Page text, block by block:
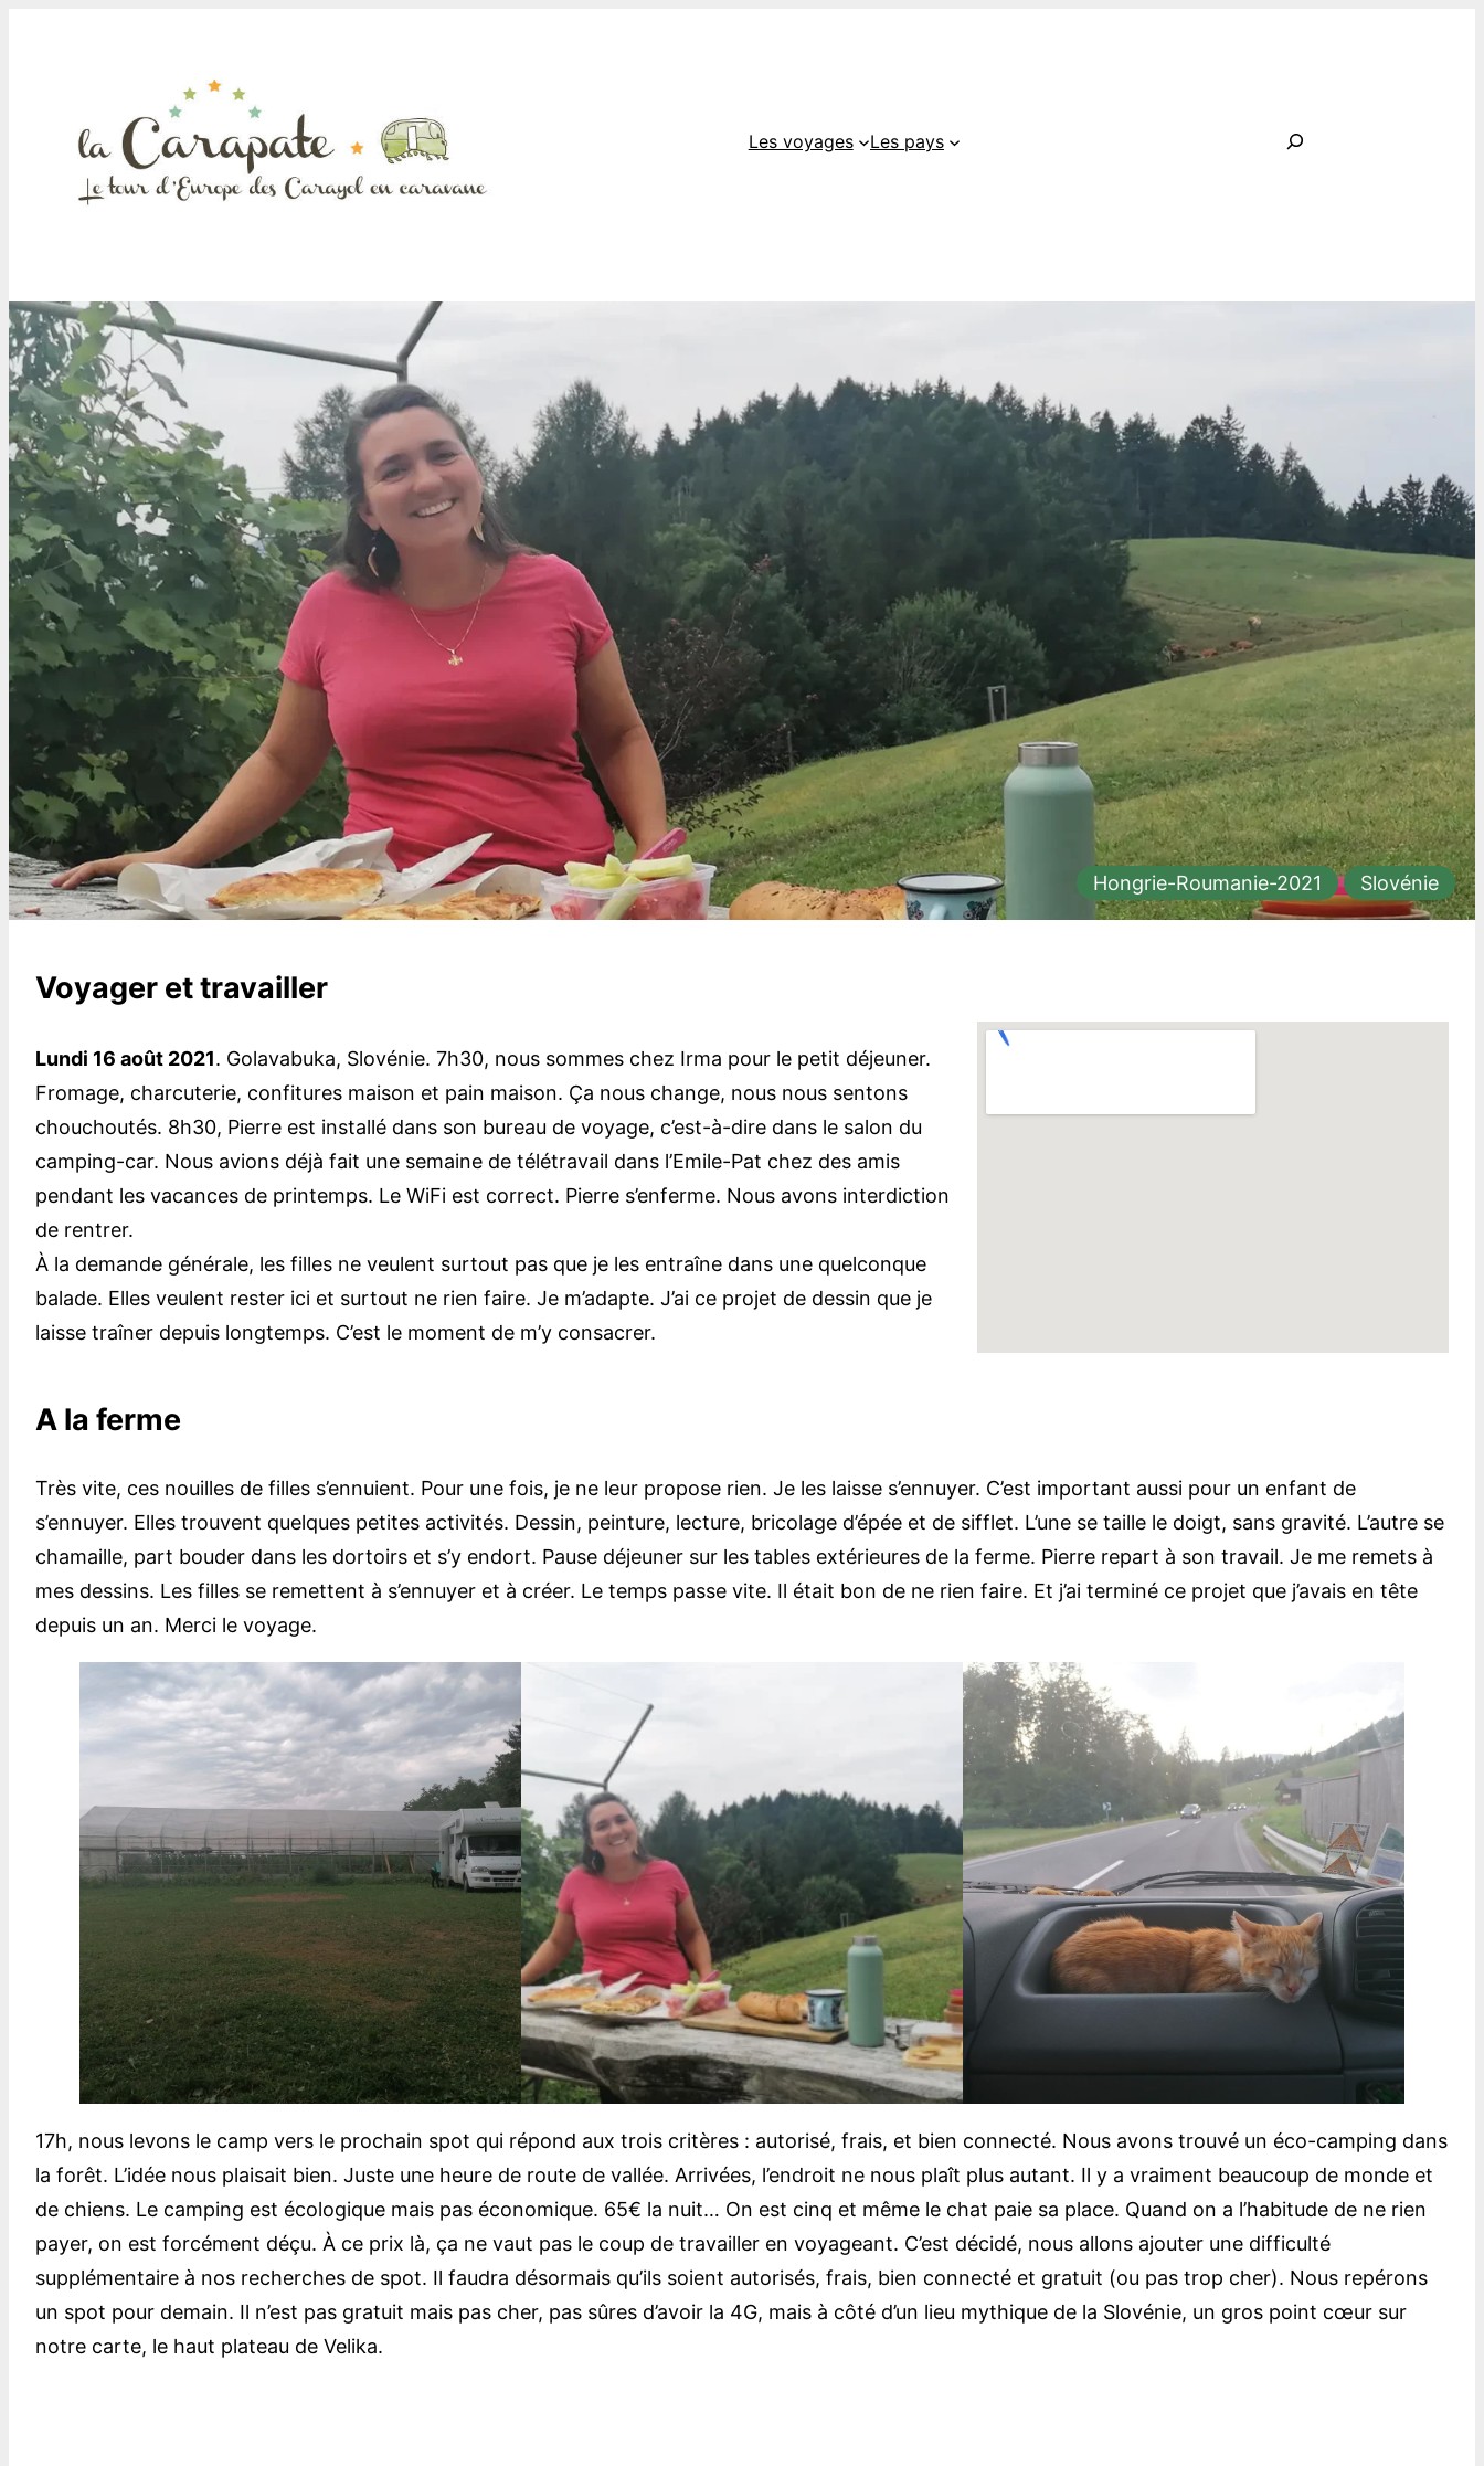
Les voyages Les pays
Hongrie-Roumanie-2021 Slovénie
Voyager et travailler
Lundi 16 août 2021. Golavabuka, Slovénie. 7h30, nous sommes chez Irma pour le petit déjeuner.
Fromage, charcuterie, confitures maison et pain maison. Ça nous change, nous nous sentons
chouchoutés. 8h30, Pierre est installé dans son bureau de voyage, c’est-à-dire dans le salon du
camping-car. Nous avions déjà fait une semaine de télétravail dans l’Emile-Pat chez des amis
pendant les vacances de printemps. Le WiFi est correct. Pierre s’enferme. Nous avons interdiction
de rentrer.
À la demande générale, les filles ne veulent surtout pas que je les entraîne dans une quelconque
balade. Elles veulent rester ici et surtout ne rien faire. Je m’adapte. J’ai ce projet de dessin que je
laisse traîner depuis longtemps. C’est le moment de m’y consacrer.
A la ferme
Très vite, ces nouilles de filles s’ennuient. Pour une fois, je ne leur propose rien. Je les laisse s’ennuyer. C’est important aussi pour un enfant de
s’ennuyer. Elles trouvent quelques petites activités. Dessin, peinture, lecture, bricolage d’épée et de sifflet. L’une se taille le doigt, sans gravité. L’autre se
chamaille, part bouder dans les dortoirs et s’y endort. Pause déjeuner sur les tables extérieures de la ferme. Pierre repart à son travail. Je me remets à
mes dessins. Les filles se remettent à s’ennuyer et à créer. Le temps passe vite. Il était bon de ne rien faire. Et j’ai terminé ce projet que j’avais en tête
depuis un an. Merci le voyage.
17h, nous levons le camp vers le prochain spot qui répond aux trois critères : autorisé, frais, et bien connecté. Nous avons trouvé un éco-camping dans
la forêt. L’idée nous plaisait bien. Juste une heure de route de vallée. Arrivées, l’endroit ne nous plaît plus autant. Il y a vraiment beaucoup de monde et
de chiens. Le camping est écologique mais pas économique. 65€ la nuit… On est cinq et même le chat paie sa place. Quand on a l’habitude de ne rien
payer, on est forcément déçu. À ce prix là, ça ne vaut pas le coup de travailler en voyageant. C’est décidé, nous allons ajouter une difficulté
supplémentaire à nos recherches de spot. Il faudra désormais qu’ils soient autorisés, frais, bien connecté et gratuit (ou pas trop cher). Nous repérons
un spot pour demain. Il n’est pas gratuit mais pas cher, pas sûres d’avoir la 4G, mais à côté d’un lieu mythique de la Slovénie, un gros point cœur sur
notre carte, le haut plateau de Velika.